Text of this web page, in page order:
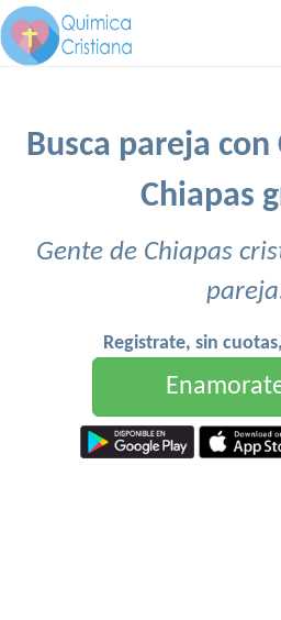
Busca pareja
Chiapas
Gente de Chiapas
Registrate, sin